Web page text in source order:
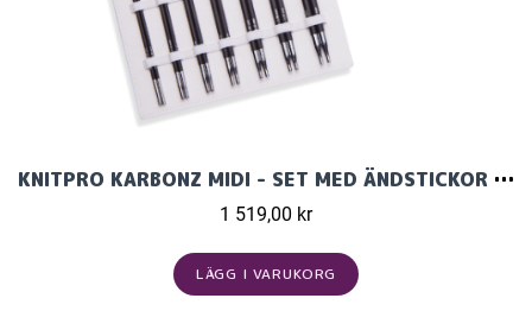
KNITPRO KARBONZ MIDI - SET MED ÄNDSTICKOR (7 PAR, 13 CM)
1 519,00 kr
LÄGG I VARUKORG